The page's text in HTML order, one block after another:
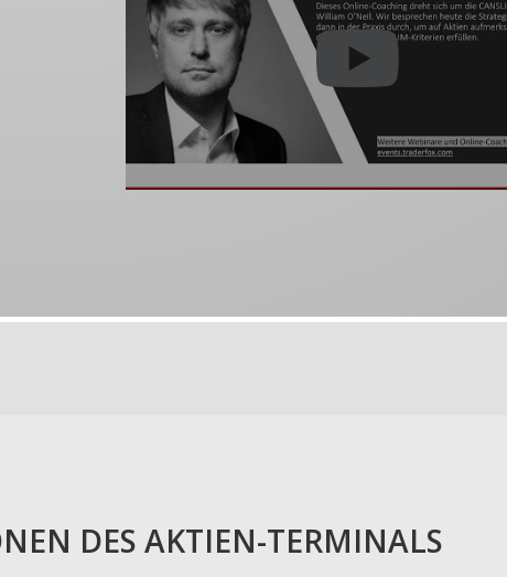
DES AKTIEN-TERMINALS